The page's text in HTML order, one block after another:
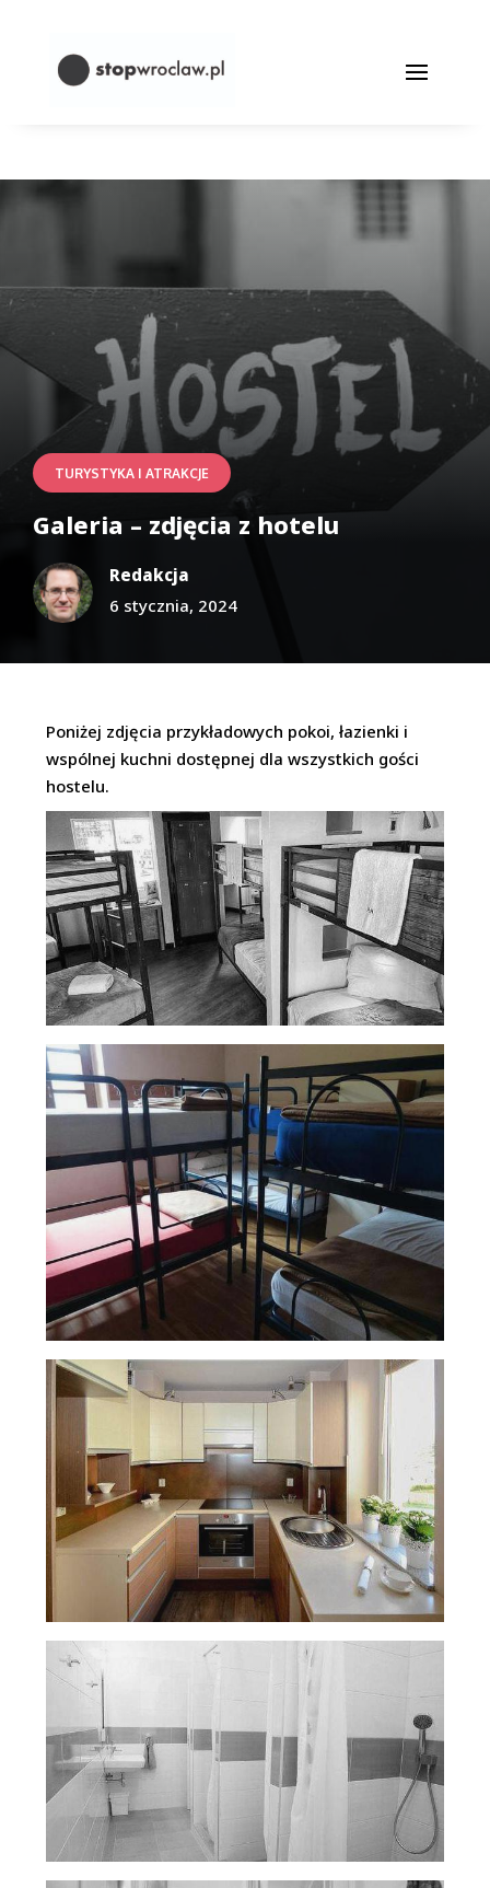
TURYSTYKA I ATRAKCJE
Galeria – zdjęcia z hotelu
Redakcja
6 stycznia, 2024
Poniżej zdjęcia przykładowych pokoi, łazienki i
wspólnej kuchni dostępnej dla wszystkich gości
hostelu.